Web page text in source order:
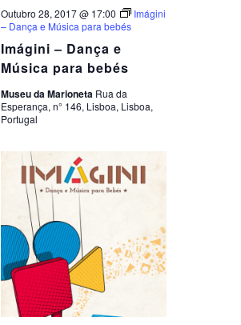
Imágini – Dança e
Música para bebés
Outubro 28, 2017 @ 17:00
Imágini
– Dança e Música para bebés
Museu da Marioneta Rua da
Esperança, n° 146, Lisboa, Lisboa,
Portugal